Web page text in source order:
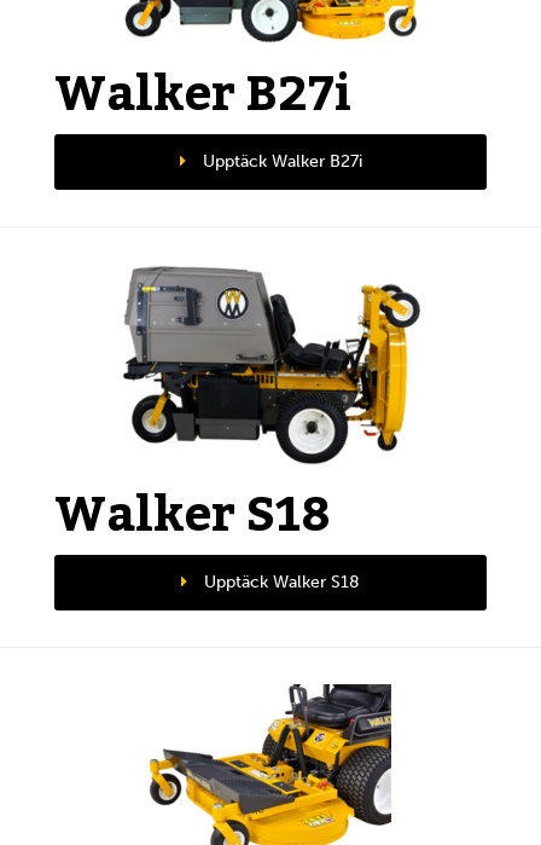
Walker B27i
Upptäck Walker B27i
Walker S18
Upptäck Walker S18